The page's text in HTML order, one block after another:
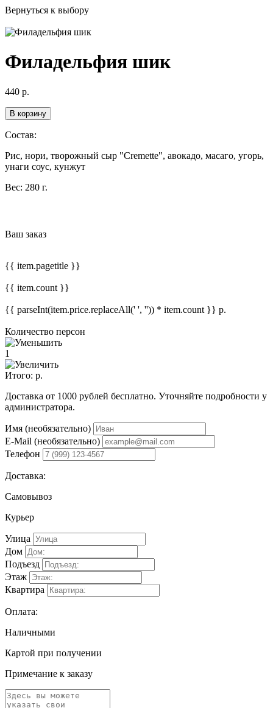
Вернуться к выбору
Филадельфия шик
440 р.
В корзину
Состав:
Рис, нори, творожный сыр "Cremette", авокадо, масаго, угорь,
унаги соус, кунжут
Вес: 280 г.
Ваш заказ
{{ item.pagetitle }}
{{ item.count }}
{{ parseInt(item.price.replaceAll(' ', '')) * item.count }} р.
Количество персон
1
Итого: р.
Доставка от 1000 рублей бесплатно. Уточняйте подробности у
администратора.
Имя (необязательно)
E-Mail (необязательно)
Телефон
Доставка:
Самовывоз
Курьер
Улица
Дом
Подъезд
Этаж
Квартира
Оплата:
Наличными
Картой при получении
Примечание к заказу